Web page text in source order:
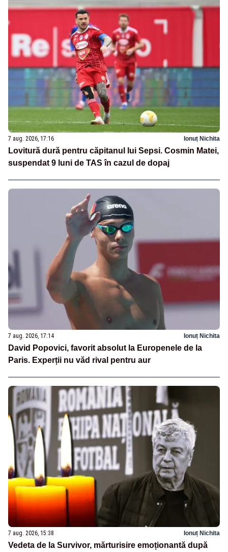
7 aug. 2026, 17:16 Ionuț Nichita
Lovitură dură pentru căpitanul lui Sepsi. Cosmin Matei,
suspendat 9 luni de TAS în cazul de dopaj
7 aug. 2026, 17:14 Ionuț Nichita
David Popovici, favorit absolut la Europenele de la
Paris. Experții nu văd rival pentru aur
7 aug. 2026, 15:38 Ionuț Nichita
Vedeta de la Survivor, mărturisire emoționantă după